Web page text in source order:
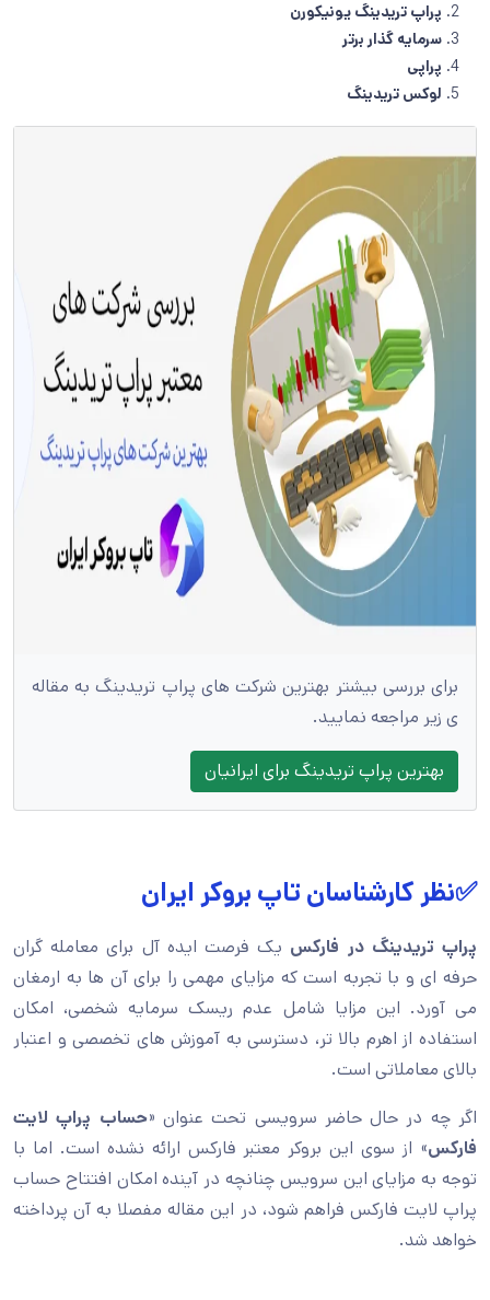
پراپ تریدینگ یونیکورن
سرمایه گذار برتر
پراپی
لوکس تریدینگ
برای بررسی بیشتر بهترین شرکت های پراپ تریدینگ به مقاله
ی زیر مراجعه نمایید.
بهترین پراپ تریدینگ برای ایرانیان
✅نظر کارشناسان تاپ بروکر ایران
پراپ تریدینگ در فارکس یک فرصت ایده آل برای معامله گران
حرفه ای و با تجربه است که مزایای مهمی را برای آن ها به ارمغان
می آورد. این مزایا شامل عدم ریسک سرمایه شخصی، امکان
استفاده از اهرم بالا تر، دسترسی به آموزش های تخصصی و اعتبار
بالای معاملاتی است.
اگر چه در حال حاضر سرویسی تحت عنوان «حساب پراپ لایت
فارکس» از سوی این بروکر معتبر فارکس ارائه نشده است. اما با
توجه به مزایای این سرویس چنانچه در آینده امکان افتتاح حساب
پراپ لایت فارکس فراهم شود، در این مقاله مفصلا به آن پرداخته
خواهد شد.